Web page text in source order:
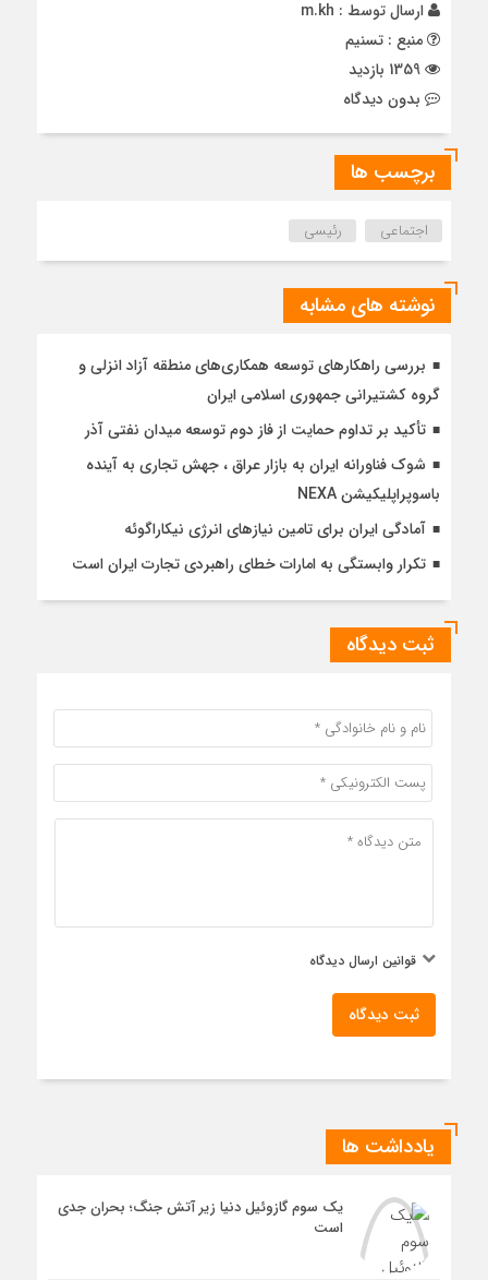
ارسال توسط : m.kh
منبع : تسنیم
بدون دیدگاه
برچسب ها
اجتماعی رئیسی
نوشته های مشابه
بررسی راهكارهای توسعه همكاری‌های منطقه آزاد انزلی و
گروه كشتیرانی جمهوری اسلامی ایران
تأکید بر تداوم حمایت از فاز دوم توسعه میدان نفتی آذر
شوک فناورانه ایران به بازار عراق ، جهش تجاری به آینده
باسوپراپلیکیشن NEXA
آمادگی ایران برای تامین نیازهای انرژی نیکاراگوئه
تکرار وابستگی به امارات خطای راهبردی تجارت ایران است
ثبت دیدگاه
قوانین ارسال دیدگاه
ثبت دیدگاه
یادداشت ها
یک سوم گازوئیل دنیا زیر آتش جنگ؛ بحران جدی
است